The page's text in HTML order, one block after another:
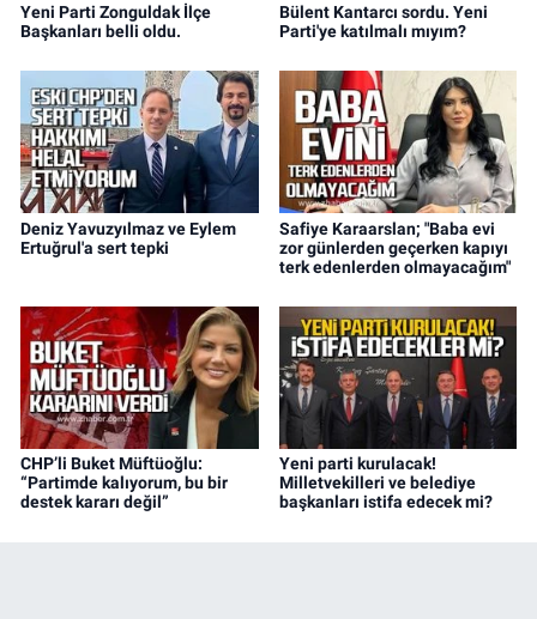
Yeni Parti Zonguldak İlçe
Başkanları belli oldu.
Bülent Kantarcı sordu. Yeni
Parti'ye katılmalı mıyım?
Deniz Yavuzyılmaz ve Eylem
Ertuğrul'a sert tepki
Safiye Karaarslan; "Baba evi
zor günlerden geçerken kapıyı
terk edenlerden olmayacağım"
CHP’li Buket Müftüoğlu:
“Partimde kalıyorum, bu bir
destek kararı değil”
Yeni parti kurulacak!
Milletvekilleri ve belediye
başkanları istifa edecek mi?